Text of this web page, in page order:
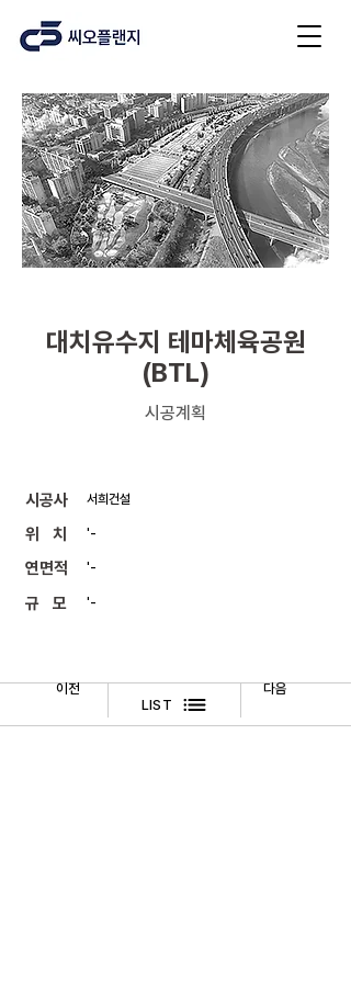
대치유수지 테마체육공원
(BTL)
시공계획
​시공사 서희건설
위 치 '-
연면적 '-
규 모 '-
이전
LIST
다음